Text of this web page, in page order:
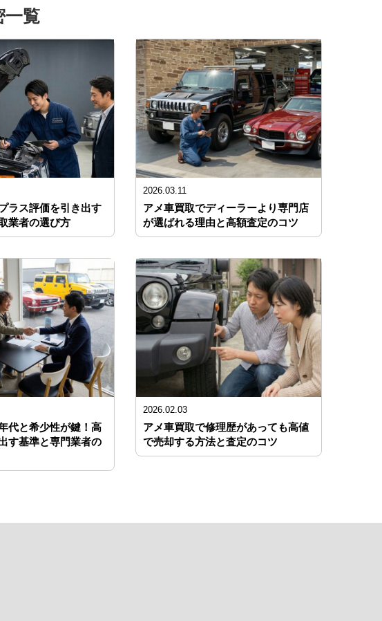
一覧
ラス評価を引き出す
業者の選び方
2026.03.11
アメ車買取でディーラーより専門店
が選ばれる理由と高額査定のコツ
代と希少性が鍵！高
す基準と専門業者の
2026.02.03
アメ車買取で修理歴があっても高値
で売却する方法と査定のコツ